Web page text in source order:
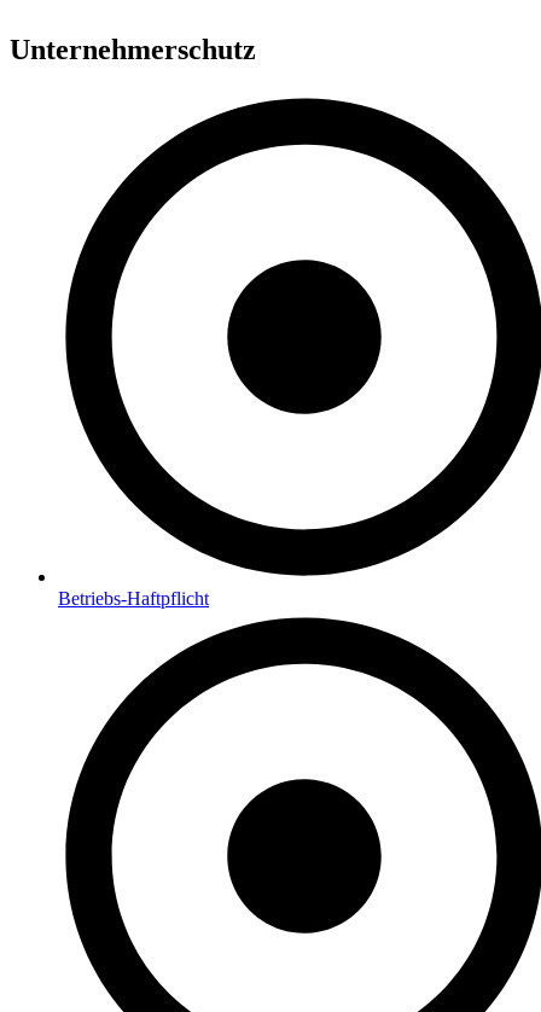
Unternehmerschutz
Betriebs-Haftpflicht